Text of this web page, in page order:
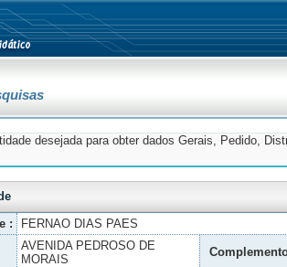
desejada para obter dados Gerais, Pedido,
:
FERNAO DIAS PAES
AVENIDA PEDROSO DE
MORAIS